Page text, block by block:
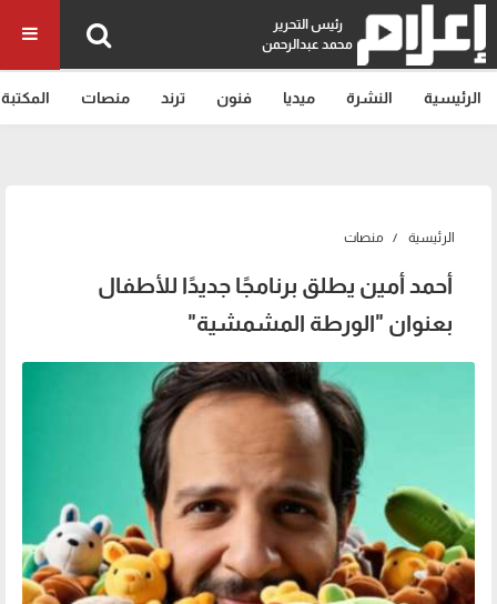
رئيس التحرير
محمد عبدالرحمن
الرئيسية النشرة ميديا فنون ترند منصات المكتبة
الرئيسية منصات
أحمد أمين يطلق برنامجًا جديدًا للأطفال
بعنوان "الورطة المشمشية"